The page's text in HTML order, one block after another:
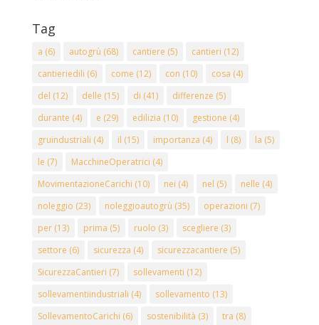
Tag
a (6) autogrù (68) cantiere (5) cantieri (12)
cantieriedili (6) come (12) con (10) cosa (4)
del (12) delle (15) di (41) differenze (5)
durante (4) e (29) edilizia (10) gestione (4)
gruindustriali (4) il (15) importanza (4) l (8) la (5)
le (7) MacchineOperatrici (4)
MovimentazioneCarichi (10) nei (4) nel (5) nelle (4)
noleggio (23) noleggioautogrù (35) operazioni (7)
per(13) prima (5) ruolo (3) scegliere (3)
settore (6) sicurezza (4) sicurezzacantiere (5)
SicurezzaCantieri (7) sollevamenti (12)
sollevamentiindustriali (4) sollevamento (13)
SollevamentoCarichi (6) sostenibilità (3) tra (8)